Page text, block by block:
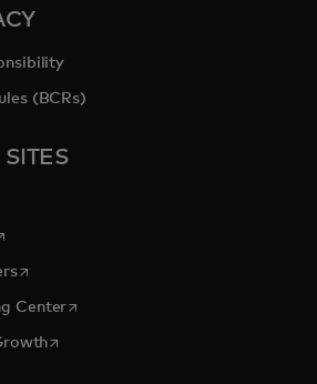
(BCRs)
SITES
a new tab
in a new tab
opens in a new tab
Centeropens in a new tab
opens in a new tab